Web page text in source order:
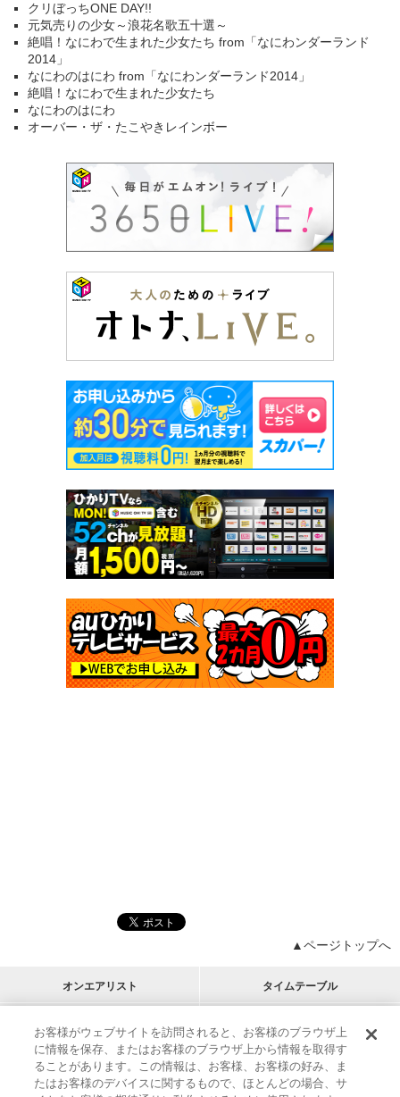
クリぼっちONE DAY!!
元気売りの少女～浪花名歌五十選～
絶唱！なにわで生まれた少女たち from「なにわンダーランド
2014」
なにわのはにわ from「なにわンダーランド2014」
絶唱！なにわで生まれた少女たち
なにわのはにわ
オーバー・ザ・たこやきレインボー
▲ページトップへ
オンエアリスト タイムテーブル
アーティストリスト
M-ON!
RECOMMEND
リクエスト
お客様がウェブサイトを訪問されると、お客様のブラウザ上
に情報を保存、またはお客様のブラウザ上から情報を取得す
ることがあります。この情報は、お客様、お客様の好み、ま
たはお客様のデバイスに関するもので、ほとんどの場合、サ